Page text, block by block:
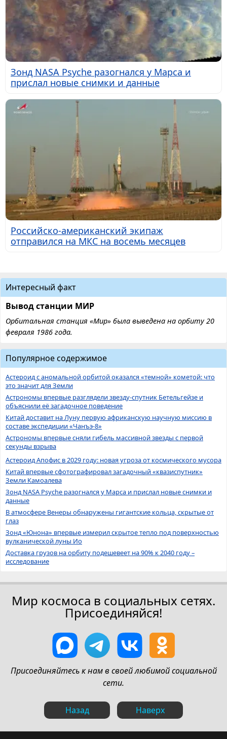
Зонд NASA Psyche разогнался у Марса и
прислал новые снимки и данные
Российско-американский экипаж
отправился на МКС на восемь месяцев
Интересный факт
Вывод станции МИР
Орбитальная станция «Мир» была выведена на орбиту 20
февраля 1986 года.
Популярное содержимое
Астероид с аномальной орбитой оказался «темной» кометой: что
это значит для Земли
Астрономы впервые разглядели звезду-спутник Бетельгейзе и
объяснили её загадочное поведение
Китай доставит на Луну первую африканскую научную миссию в
составе экспедиции «Чанъэ-8»
Астрономы впервые сняли гибель массивной звезды с первой
секунды взрыва
Астероид Апофис в 2029 году: новая угроза от космического мусора
Китай впервые сфотографировал загадочный «квазиспутник»
Земли Камоалева
Зонд NASA Psyche разогнался у Марса и прислал новые снимки и
данные
В атмосфере Венеры обнаружены гигантские кольца, скрытые от
глаз
Зонд «Юнона» впервые измерил скрытое тепло под поверхностью
вулканической луны Ио
Доставка грузов на орбиту подешевеет на 90% к 2040 году –
исследование
Мир космоса в социальных сетях.
Присоединяйся!
Присоединяйтесь к нам в своей любимой социальной
сети.
Назад Наверх